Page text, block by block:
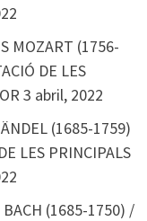
MOZART (1756-
DE LES
3 abril, 2022
(1685-1759)
LES PRINCIPALS
BACH (1685-1750) /